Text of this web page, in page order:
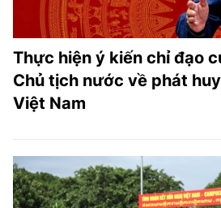
Thực hiện ý kiến chỉ đạo
Chủ tịch nước về phát
Việt Nam